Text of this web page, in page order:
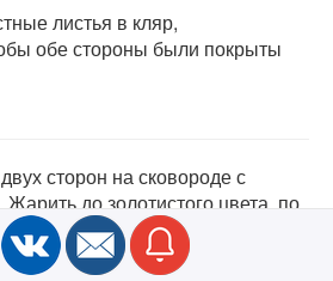
листья в кляр,
обе стороны были покрыты
сторон на сковороде с
до золотистого цвета, по